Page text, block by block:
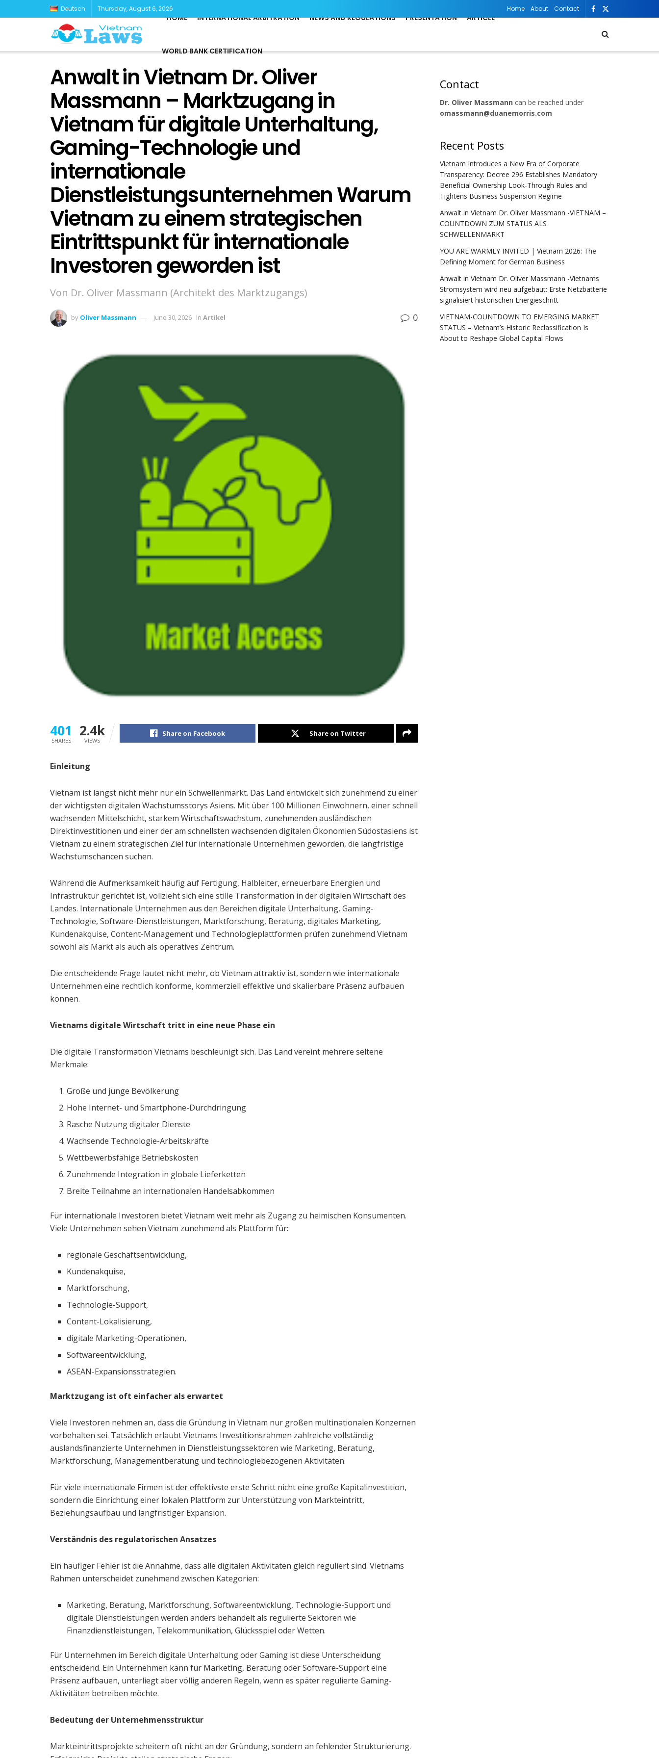
Deutsch Thursday, August 6, 2026 Home About Contact
HOME INTERNATIONAL ARBITRATION NEWS AND REGULATIONS PRESENTATION ARTICLE
WORLD BANK CERTIFICATION
Anwalt in Vietnam Dr. Oliver
Massmann – Marktzugang in
Vietnam für digitale Unterhaltung,
Gaming-Technologie und
internationale
Dienstleistungsunternehmen Warum
Vietnam zu einem strategischen
Eintrittspunkt für internationale
Investoren geworden ist
Von Dr. Oliver Massmann (Architekt des Marktzugangs)
by Oliver Massmann June 30, 2026 in Artikel 0
401
SHARES
2.4k
VIEWS
Share on Facebook Share on Twitter
Einleitung
Vietnam ist längst nicht mehr nur ein Schwellenmarkt. Das Land entwickelt sich zunehmend zu einer
der wichtigsten digitalen Wachstumsstorys Asiens. Mit über 100 Millionen Einwohnern, einer schnell
wachsenden Mittelschicht, starkem Wirtschaftswachstum, zunehmenden ausländischen
Direktinvestitionen und einer der am schnellsten wachsenden digitalen Ökonomien Südostasiens ist
Vietnam zu einem strategischen Ziel für internationale Unternehmen geworden, die langfristige
Wachstumschancen suchen.
Während die Aufmerksamkeit häufig auf Fertigung, Halbleiter, erneuerbare Energien und
Infrastruktur gerichtet ist, vollzieht sich eine stille Transformation in der digitalen Wirtschaft des
Landes. Internationale Unternehmen aus den Bereichen digitale Unterhaltung, Gaming-
Technologie, Software-Dienstleistungen, Marktforschung, Beratung, digitales Marketing,
Kundenakquise, Content-Management und Technologieplattformen prüfen zunehmend Vietnam
sowohl als Markt als auch als operatives Zentrum.
Die entscheidende Frage lautet nicht mehr, ob Vietnam attraktiv ist, sondern wie internationale
Unternehmen eine rechtlich konforme, kommerziell effektive und skalierbare Präsenz aufbauen
können.
Vietnams digitale Wirtschaft tritt in eine neue Phase ein
Die digitale Transformation Vietnams beschleunigt sich. Das Land vereint mehrere seltene
Merkmale:
Große und junge Bevölkerung
Hohe Internet- und Smartphone-Durchdringung
Rasche Nutzung digitaler Dienste
Wachsende Technologie-Arbeitskräfte
Wettbewerbsfähige Betriebskosten
Zunehmende Integration in globale Lieferketten
Breite Teilnahme an internationalen Handelsabkommen
Für internationale Investoren bietet Vietnam weit mehr als Zugang zu heimischen Konsumenten.
Viele Unternehmen sehen Vietnam zunehmend als Plattform für:
regionale Geschäftsentwicklung,
Kundenakquise,
Marktforschung,
Technologie-Support,
Content-Lokalisierung,
digitale Marketing-Operationen,
Softwareentwicklung,
ASEAN-Expansionsstrategien.
Marktzugang ist oft einfacher als erwartet
Viele Investoren nehmen an, dass die Gründung in Vietnam nur großen multinationalen Konzernen
vorbehalten sei. Tatsächlich erlaubt Vietnams Investitionsrahmen zahlreiche vollständig
auslandsfinanzierte Unternehmen in Dienstleistungssektoren wie Marketing, Beratung,
Marktforschung, Managementberatung und technologiebezogenen Aktivitäten.
Für viele internationale Firmen ist der effektivste erste Schritt nicht eine große Kapitalinvestition,
sondern die Einrichtung einer lokalen Plattform zur Unterstützung von Markteintritt,
Beziehungsaufbau und langfristiger Expansion.
Verständnis des regulatorischen Ansatzes
Ein häufiger Fehler ist die Annahme, dass alle digitalen Aktivitäten gleich reguliert sind. Vietnams
Rahmen unterscheidet zunehmend zwischen Kategorien:
Marketing, Beratung, Marktforschung, Softwareentwicklung, Technologie-Support und
digitale Dienstleistungen werden anders behandelt als regulierte Sektoren wie
Finanzdienstleistungen, Telekommunikation, Glücksspiel oder Wetten.
Für Unternehmen im Bereich digitale Unterhaltung oder Gaming ist diese Unterscheidung
entscheidend. Ein Unternehmen kann für Marketing, Beratung oder Software-Support eine
Präsenz aufbauen, unterliegt aber völlig anderen Regeln, wenn es später regulierte Gaming-
Aktivitäten betreiben möchte.
Bedeutung der Unternehmensstruktur
Markteintrittsprojekte scheitern oft nicht an der Gründung, sondern an fehlender Strukturierung.
Contact
Dr. Oliver Massmann can be reached under
omassmann@duanemorris.com
Recent Posts
Vietnam Introduces a New Era of Corporate
Transparency: Decree 296 Establishes Mandatory
Beneficial Ownership Look-Through Rules and
Tightens Business Suspension Regime
Anwalt in Vietnam Dr. Oliver Massmann -VIETNAM –
COUNTDOWN ZUM STATUS ALS
SCHWELLENMARKT
YOU ARE WARMLY INVITED | Vietnam 2026: The
Defining Moment for German Business
Anwalt in Vietnam Dr. Oliver Massmann -Vietnams
Stromsystem wird neu aufgebaut: Erste Netzbatterie
signalisiert historischen Energieschritt
VIETNAM-COUNTDOWN TO EMERGING MARKET
STATUS – Vietnam’s Historic Reclassification Is
About to Reshape Global Capital Flows